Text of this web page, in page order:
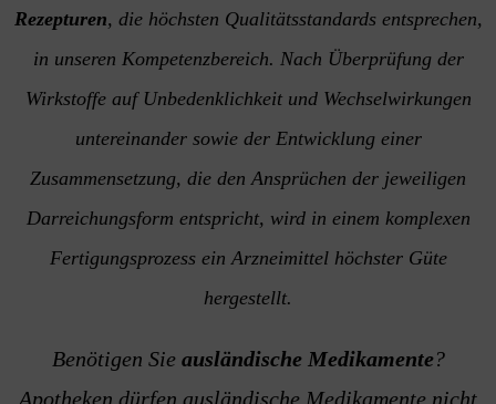
Rezepturen, die höchsten Qualitätsstandards entsprechen,
in unseren Kompetenzbereich. Nach Überprüfung der
Wirkstoffe auf Unbedenklichkeit und Wechselwirkungen
untereinander sowie der Entwicklung einer
Zusammensetzung, die den Ansprüchen der jeweiligen
Darreichungsform entspricht, wird in einem komplexen
Fertigungsprozess ein Arzneimittel höchster Güte
hergestellt.
Benötigen Sie ausländische Medikamente?
Apotheken dürfen ausländische Medikamente nicht